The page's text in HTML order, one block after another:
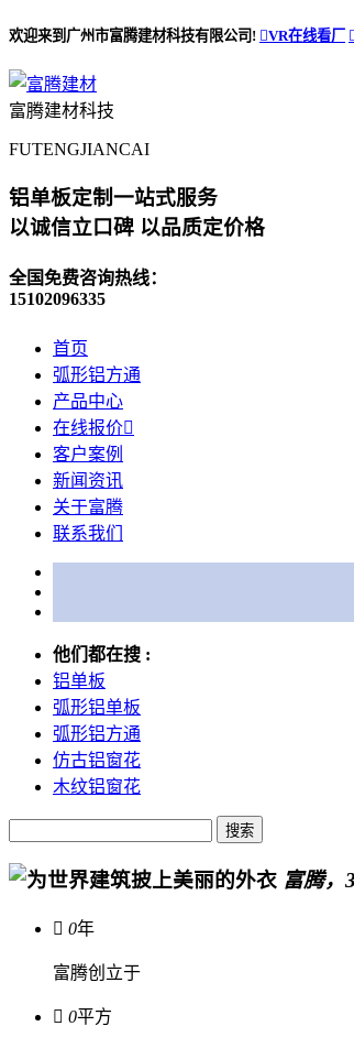
欢迎来到广州市富腾建材科技有限公司! VR在线看厂
富腾建材科技
FUTENGJIANCAI
铝单板定制一站式服务
以诚信立口碑 以品质定价格
全国免费咨询热线：
15102096335
首页
弧形铝方通
产品中心
在线报价
客户案例
新闻资讯
关于富腾
联系我们
他们都在搜 :
铝单板
弧形铝单板
弧形铝方通
仿古铝窗花
木纹铝窗花
富腾，
 0年
富腾创立于
 0平方